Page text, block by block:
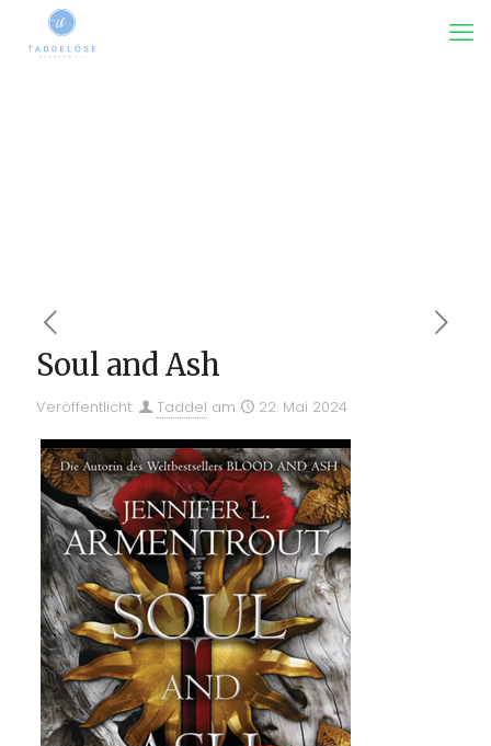
Soul and Ash
Veröffentlicht: Taddel am 22. Mai 2024